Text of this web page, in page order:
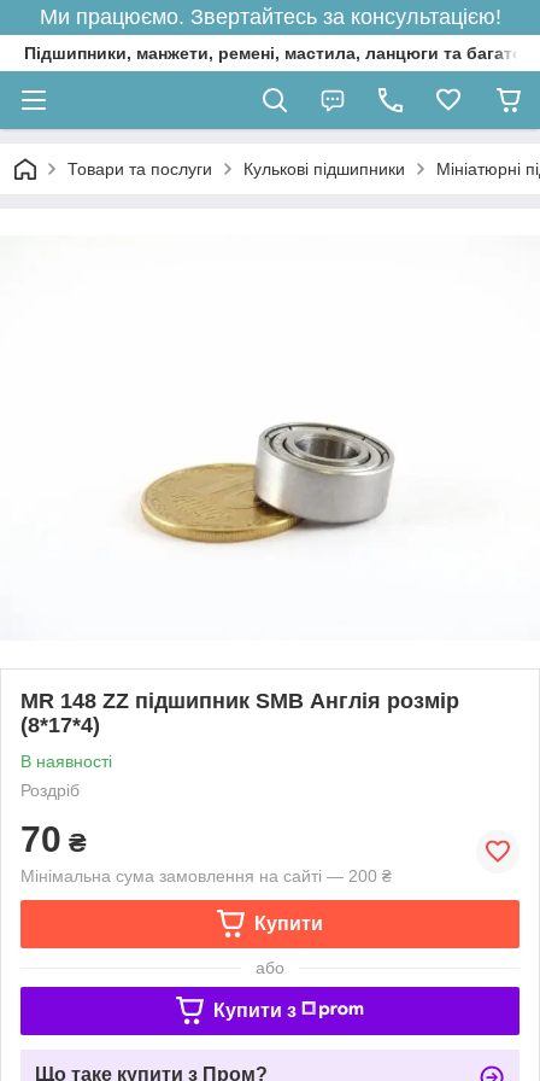
Ми працюємо. Звертайтесь за консультацією!
Підшипники, манжети, ремені, мастила, ланцюги та багато
Товари та послуги Кулькові підшипники Мініатюрні
MR 148 ZZ підшипник SMB Англія розмір
(8*17*4)
В наявності
Роздріб
70 ₴
Мінімальна сума замовлення на сайті — 200 ₴
Купити
або
Купити з
Що таке купити з Пром?